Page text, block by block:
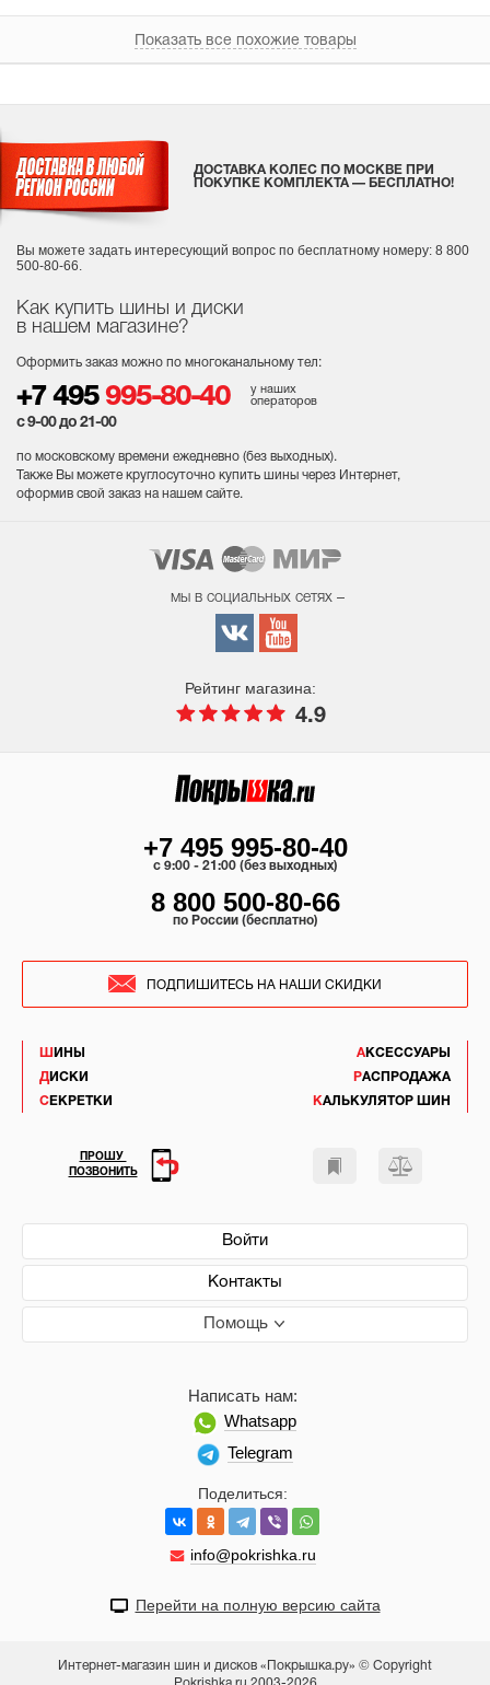
Показать все похожие товары
Как купить шины и диски
в нашем магазине?
Оформить заказ можно по многоканальному тел:
+7 495 995-80-40
у наших
операторов
с 9-00 до 21-00
по московскому времени ежедневно (без выходных).
Также Вы можете круглосуточно купить шины через Интернет,
оформив свой заказ на нашем сайте.
ДОСТАВКА КОЛЕС ПО МОСКВЕ ПРИ
ПОКУПКЕ КОМПЛЕКТА — БЕСПЛАТНО!
Вы можете задать интересующий вопрос по бесплатному номеру: 8 800
500-80-66.
мы в социальных сетях –
Рейтинг магазина:
4.9
ШИНЫ
ДИСКИ
СЕКРЕТКИ
АКСЕССУАРЫ
РАСПРОДАЖА
КАЛЬКУЛЯТОР ШИН
Войти
Контакты
Помощь
Поделиться:
info@pokrishka.ru
Написать нам:
Whatsapp
Telegram
+7 495 995-80-40
c 9:00 - 21:00 (без выходных)
8 800 500-80-66
по России (бесплатно)
ПОДПИШИТЕСЬ НА НАШИ СКИДКИ
ПРОШУ
ПОЗВОНИТЬ
Перейти на полную версию сайта
Интернет-магазин шин и дисков «Покрышка.ру» © Copyright